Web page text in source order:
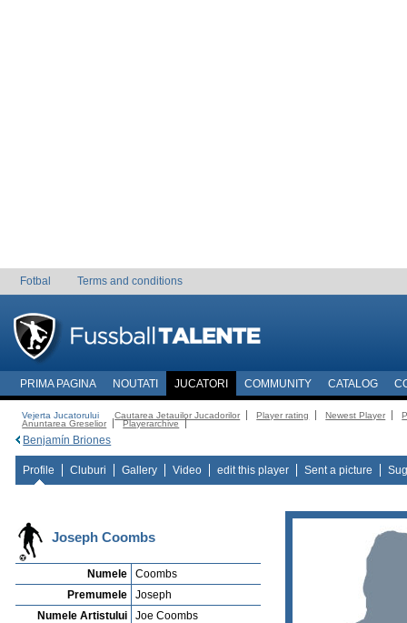
Fotbal Terms and conditions
PRIMA PAGINA NOUTATI JUCATORI COMMUNITY CATALOG
Vejerta Jucatorului Cautarea Jetauilor Jucadorilor Player rating Newest Player
Anuntarea Greselior
Playerarchive
Benjamín Briones
Profile Cluburi Gallery Video edit this player Sent a picture
Joseph Coombs
Numele
Coombs
Premumele
Joseph
Numele Artistului
Joe Coombs